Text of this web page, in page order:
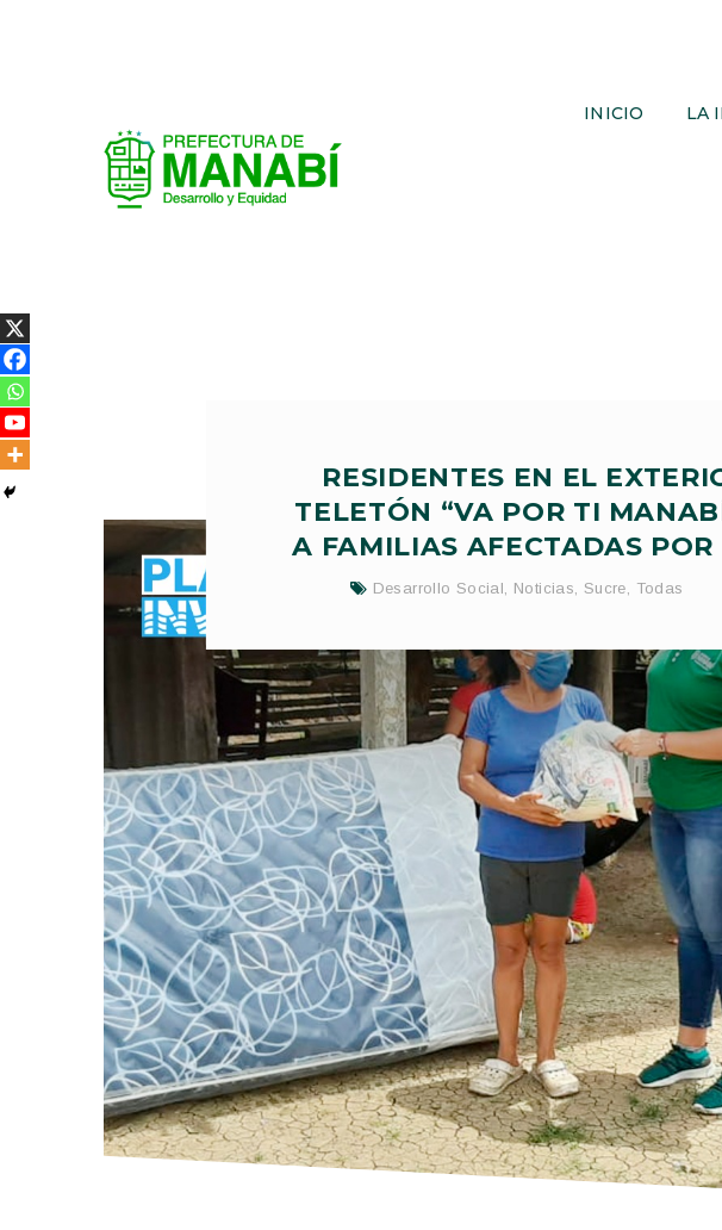
INICIO LA
RESIDENTES EN EL
TELETÓN “VA POR TI
A FAMILIAS AFECTADAS
Desarrollo Social, Noticias, Sucre, Todas